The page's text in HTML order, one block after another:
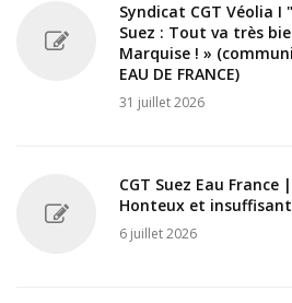
Syndicat CGT Véolia
Suez : Tout va très
Marquise ! »
EAU DE FRANCE)
31 juillet 2026
CGT Suez Eau
Honteux et
6 juillet 2026